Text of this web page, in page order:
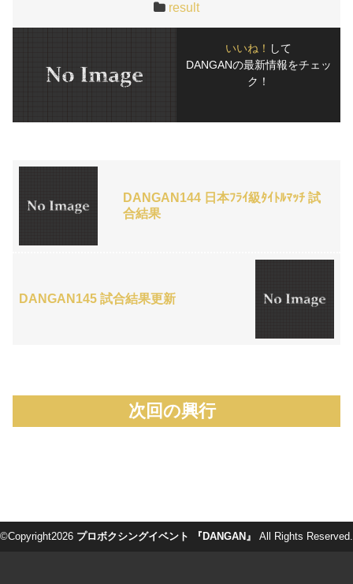
result
いいね！ して
DANGANの最新情報をチェッ
ク！
DANGAN144 日本ﾌﾗｲ級ﾀｲﾄﾙﾏｯﾁ 試
合結果
DANGAN145 試合結果更新
次回の興行
©Copyright2026 プロボクシングイベント 『DANGAN』 All Rights Reserved.